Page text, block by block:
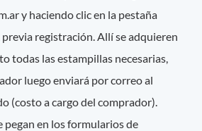
y haciendo clic en la pestaña
previa registración. Allí se adquieren
todas las estampillas necesarias,
luego enviará por correo al
(costo a cargo del comprador).
pegan en los formularios de